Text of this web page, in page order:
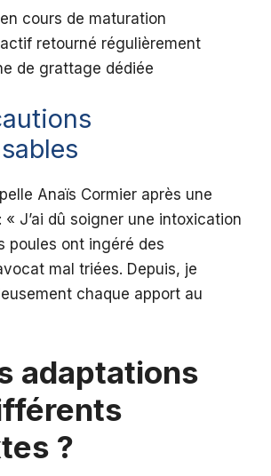
cours de maturation
retourné régulièrement
de grattage dédiée
Anaïs Cormier après une
« J’ai dû soigner une intoxication
poules ont ingéré des
mal triées. Depuis, je
chaque apport au
adaptations
?